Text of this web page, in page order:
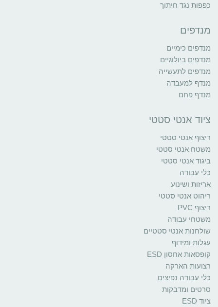
כפפות נגד חיתוך
מנדפים
מנדפים כימיים
מנדפים ביולוגיים
מנדפים לתעשייה
מנדף למעבדה
מנדף פחם
ציוד אנטי סטטי
ריצוף אנטי סטטי
משטח אנטי סטטי
ביגוד אנטי סטטי
כלי עבודה
אריזות ושינוע
ריהוט אנטי סטטי
ריצוף PVC
משטחי עבודה
שולחנות אנטי סטטיים
עגלות ומידוף
קופסאות אחסון ESD
רצועות הארקה
כלי עבודה נפיצים
סרטים ומדבקות
ציוד ESD